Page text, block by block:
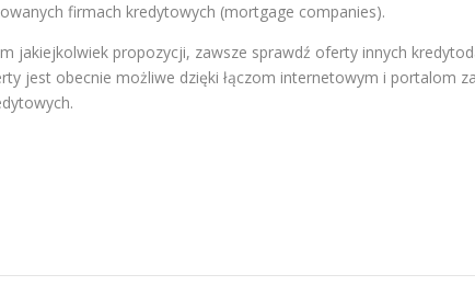
firmach kredytowych (mortgage companies).
jakiejkolwiek propozycji, zawsze sprawdź oferty innych
jest obecnie możliwe dzięki łączom internetowym i portalom